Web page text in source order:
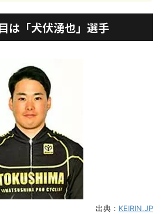
は「犬伏湧也」選手
出典： KEIRIN.JP